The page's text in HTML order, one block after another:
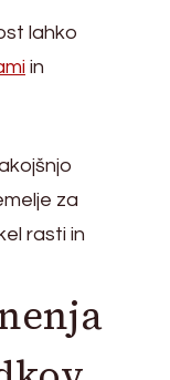
lahko
in
za
rasti in